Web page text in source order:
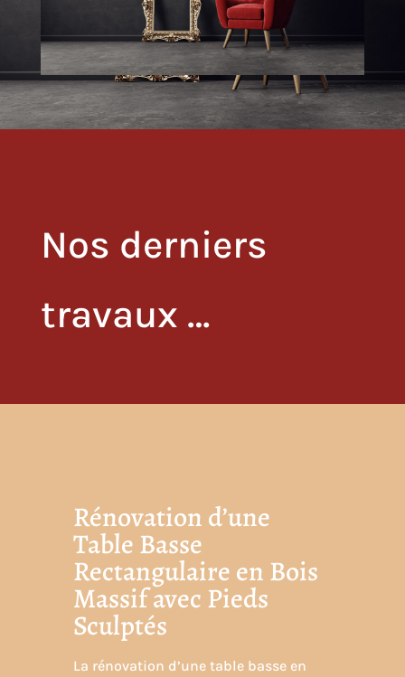
Nos derniers
travaux …
Rénovation d’une
Table Basse
Rectangulaire en Bois
Massif avec Pieds
Sculptés
La rénovation d’une table basse en